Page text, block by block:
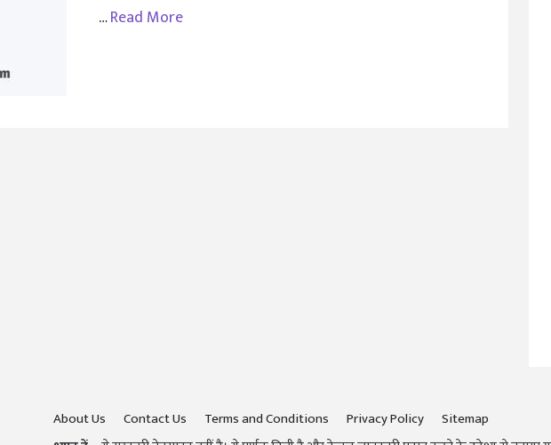
…Read More
About Us Contact Us Terms and Conditions Privacy Policy
Sitemap